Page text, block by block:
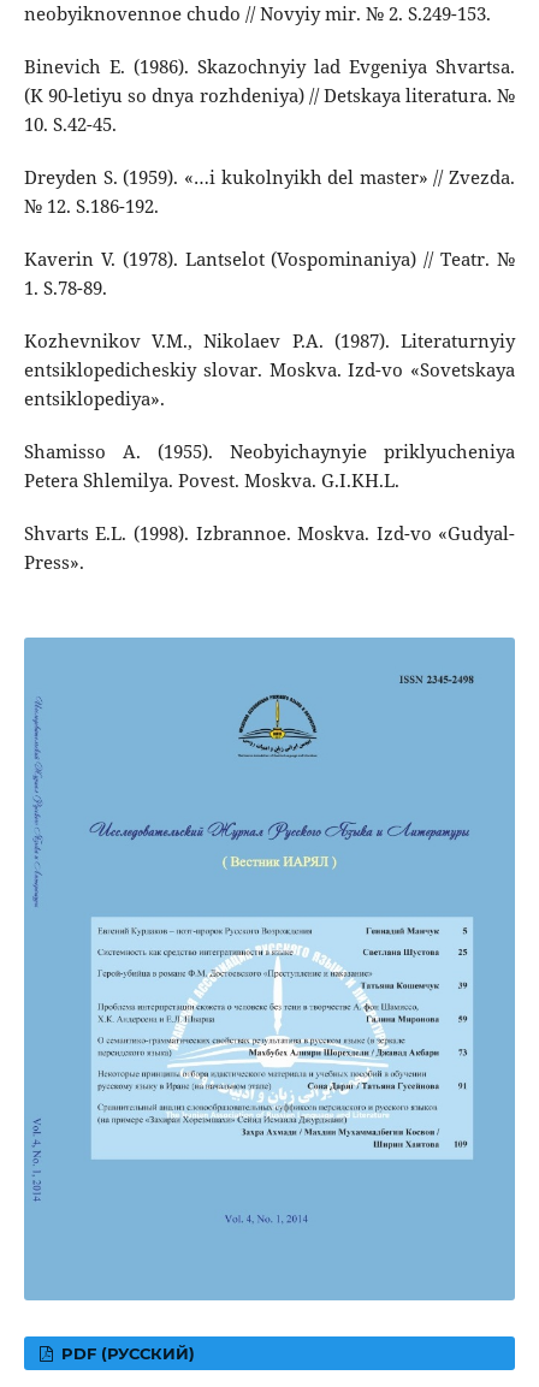
neobyiknovennoe chudo // Novyiy mir. № 2. S.249-153.
Binevich E. (1986). Skazochnyiy lad Evgeniya Shvartsa.
(K 90-letiyu so dnya rozhdeniya) // Detskaya literatura. №
10. S.42-45.
Dreyden S. (1959). «…i kukolnyikh del master» // Zvezda.
№ 12. S.186-192.
Kaverin V. (1978). Lantselot (Vospominaniya) // Teatr. №
1. S.78-89.
Kozhevnikov V.M., Nikolaev P.A. (1987). Literaturnyiy
entsiklopedicheskiy slovar. Moskva. Izd-vo «Sovetskaya
entsiklopediya».
Shamisso A. (1955). Neobyichaynyie priklyucheniya
Petera Shlemilya. Povest. Moskva. G.I.KH.L.
Shvarts E.L. (1998). Izbrannoe. Moskva. Izd-vo «Gudyal-
Press».
PDF (РУССКИЙ)